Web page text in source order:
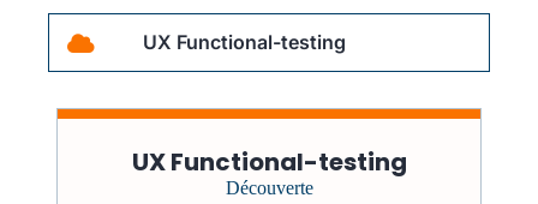
UX Functional-testing
UX Functional-testing
Découverte